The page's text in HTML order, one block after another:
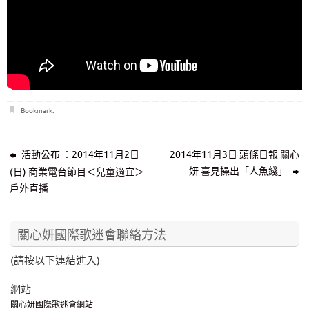
Bookmark.
活動公布 ：2014年11月2日
(日) 商業電台節目＜兒童適宜＞
戶外直播
2014年11月3日 頭條日報 關心
妍 喜見操出「人魚綫」
關心妍國際歌迷會聯絡方法
(請按以下連結進入)
網站
關心妍國際歌迷會網站